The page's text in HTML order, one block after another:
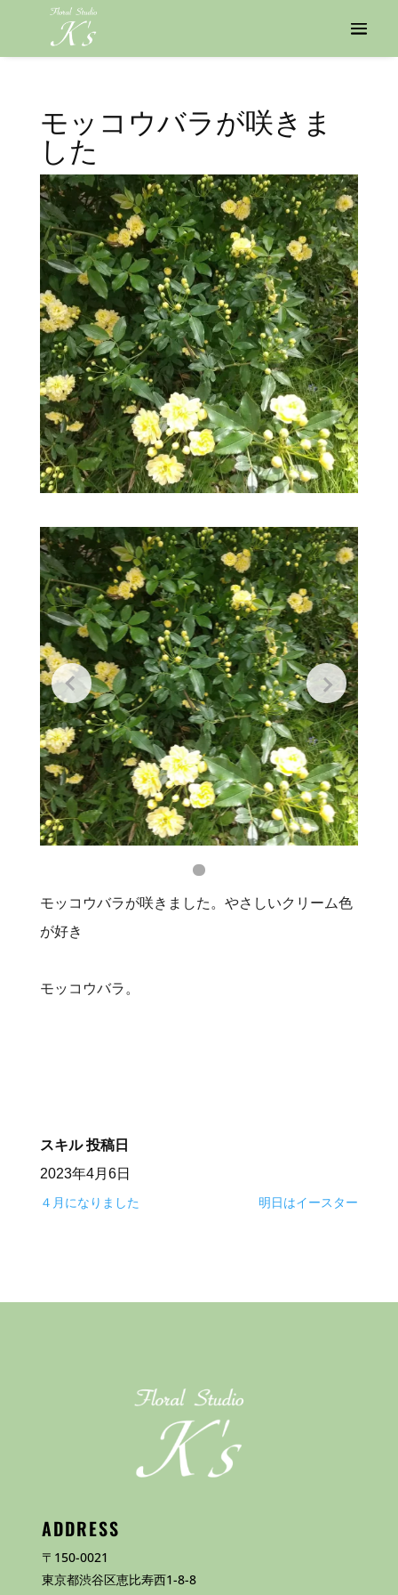
モッコウバラが咲きま
した
モッコウバラが咲きました。やさしいクリーム色
が好き
モッコウバラ。
スキル 投稿日
2023年4月6日
４月になりました 明日はイースター
ADDRESS
〒150-0021
東京都渋谷区恵比寿西1-8-8